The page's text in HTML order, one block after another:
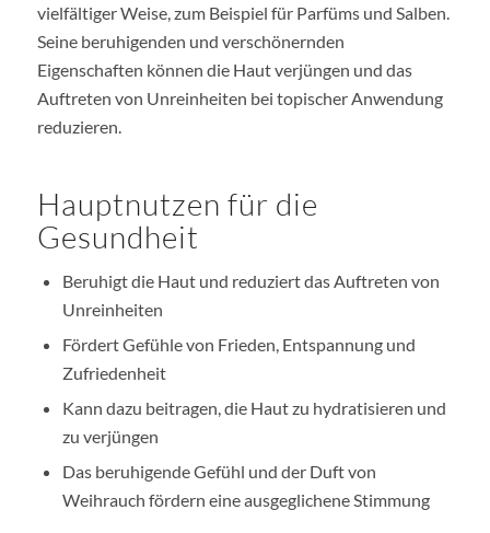
vielfältiger Weise, zum Beispiel für Parfüms und Salben.
Seine beruhigenden und verschönernden
Eigenschaften können die Haut verjüngen und das
Auftreten von Unreinheiten bei topischer Anwendung
reduzieren.
Hauptnutzen für die
Gesundheit
Beruhigt die Haut und reduziert das Auftreten von
Unreinheiten
Fördert Gefühle von Frieden, Entspannung und
Zufriedenheit
Kann dazu beitragen, die Haut zu hydratisieren und
zu verjüngen
Das beruhigende Gefühl und der Duft von
Weihrauch fördern eine ausgeglichene Stimmung